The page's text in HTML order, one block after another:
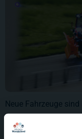
Neue Fahrzeuge
Dieses
sowohl die Runway